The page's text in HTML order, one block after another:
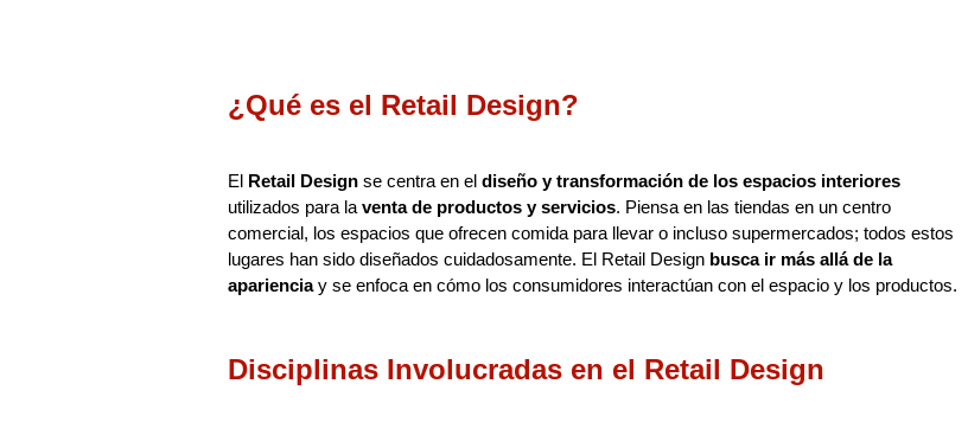
¿Qué es el Retail Design?
El Retail Design se centra en el diseño y transformación de los espacios interiores
utilizados para la venta de productos y servicios. Piensa en las tiendas en un centro
comercial, los espacios que ofrecen comida para llevar o incluso supermercados; todos estos
lugares han sido diseñados cuidadosamente. El Retail Design busca ir más allá de la
aparienciay se enfoca en cómo los consumidores interactúan con el espacio y los productos.
Disciplinas Involucradas en el Retail Design